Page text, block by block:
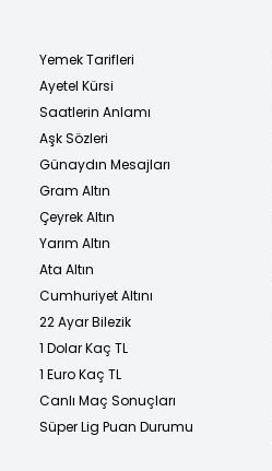
Yemek Tarifleri
Ayetel Kürsi
Saatlerin Anlamı
Aşk Sözleri
Günaydın Mesajları
Gram Altın
Çeyrek Altın
Yarım Altın
Ata Altın
Cumhuriyet Altını
22 Ayar Bilezik
1 Dolar Kaç TL
1 Euro Kaç TL
Canlı Maç Sonuçları
Süper Lig Puan Durumu